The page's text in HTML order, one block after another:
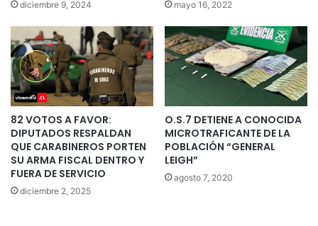
diciembre 9, 2024 mayo 16, 2022
82 VOTOS A FAVOR:
DIPUTADOS RESPALDAN
QUE CARABINEROS PORTEN
SU ARMA FISCAL DENTRO Y
FUERA DE SERVICIO
diciembre 2, 2025
O.S.7 DETIENE A CONOCIDA
MICROTRAFICANTE DE LA
POBLACIÓN “GENERAL
LEIGH”
agosto 7, 2020